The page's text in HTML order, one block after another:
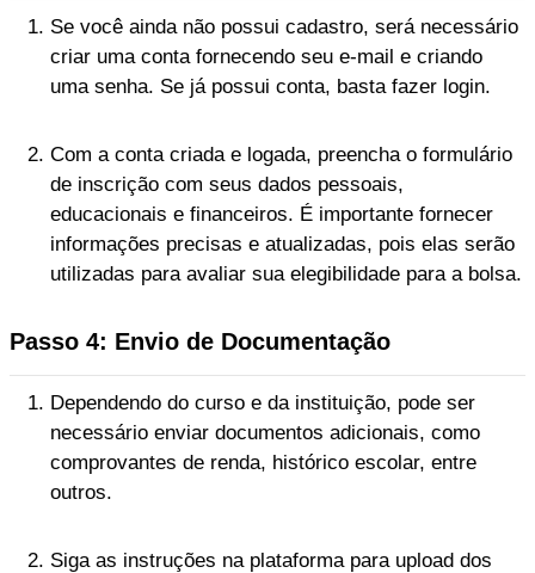
Se você ainda não possui cadastro, será necessário
criar uma conta fornecendo seu e-mail e criando
uma senha. Se já possui conta, basta fazer login.
Com a conta criada e logada, preencha o formulário
de inscrição com seus dados pessoais,
educacionais e financeiros. É importante fornecer
informações precisas e atualizadas, pois elas serão
utilizadas para avaliar sua elegibilidade para a bolsa.
Passo 4: Envio de Documentação
Dependendo do curso e da instituição, pode ser
necessário enviar documentos adicionais, como
comprovantes de renda, histórico escolar, entre
outros.
Siga as instruções na plataforma para upload dos